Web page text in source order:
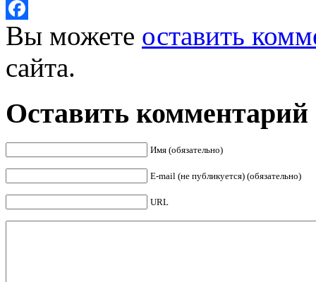
Twitter
Facebook
Вы можете оставить
сайта.
Оставить комментарий
Имя (обязательно)
E-mail (не публикуется) (обязательно)
URL